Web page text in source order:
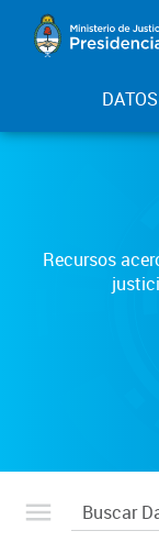
DATOS
Recursos